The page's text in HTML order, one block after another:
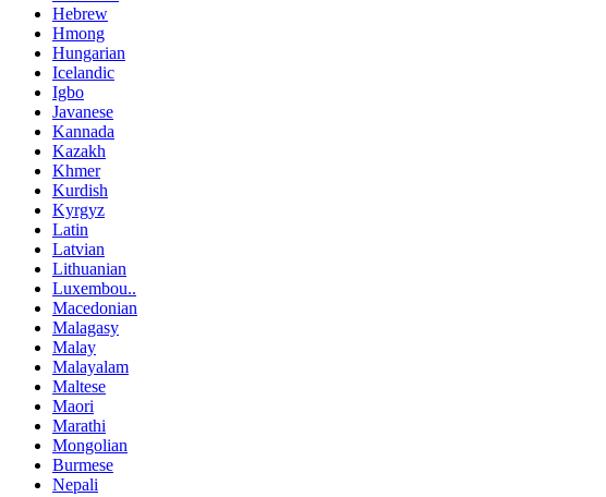
Hebrew
Hmong
Hungarian
Icelandic
Igbo
Javanese
Kannada
Kazakh
Khmer
Kurdish
Kyrgyz
Latin
Latvian
Lithuanian
Luxembou..
Macedonian
Malagasy
Malay
Malayalam
Maltese
Maori
Marathi
Mongolian
Burmese
Nepali